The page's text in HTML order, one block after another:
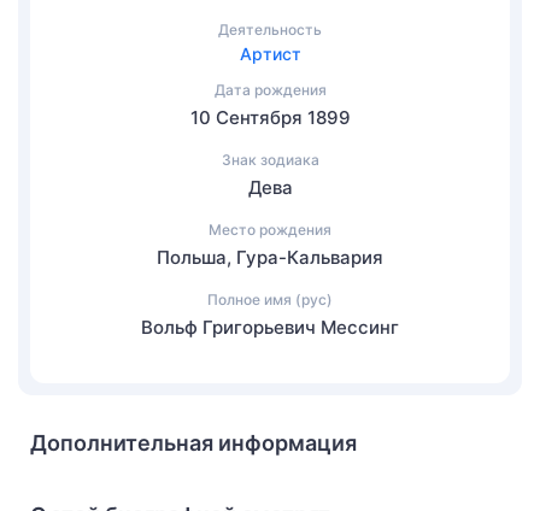
Деятельность
Артист
Дата рождения
10 Сентября 1899
Знак зодиака
Дева
Место рождения
Польша, Гура-Кальвария
Полное имя (рус)
Вольф Григорьевич Мессинг
Дополнительная информация